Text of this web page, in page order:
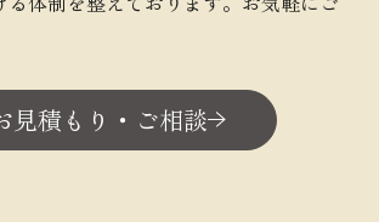
見積もり・ご相談